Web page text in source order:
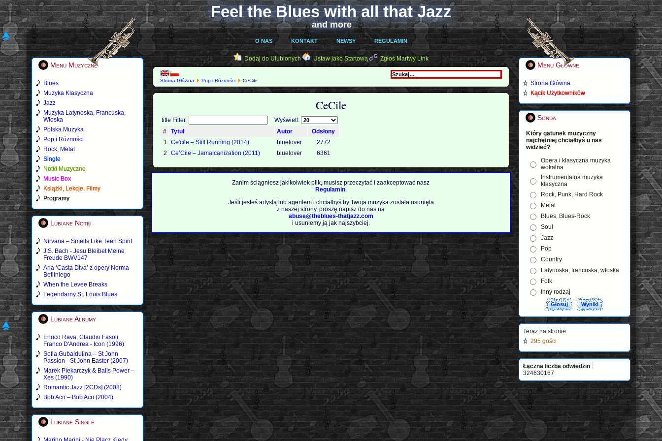
Feel the Blues with all that Jazz
and more
O NAS KONTAKT NEWSY REGULAMIN
Menu Muzyczne
Blues
Muzyka Klasyczna
Jazz
Muzyka Latynoska, Francuska,
Włoska
Polska Muzyka
Pop i Różności
Rock, Metal
Single
Notki Muzyczne
Music Box
Książki, Lekcje, Filmy
Programy
Lubiane Notki
Nirvana – Smells Like Teen Spirit
J.S. Bach - Jesu Bleibet Meine
Freude BWV147
Aria ‘Casta Diva’ z opery Norma
Belliniego
When the Levee Breaks
Legendarny St. Louis Blues
Lubiane Albumy
Enrico Rava, Claudio Fasoli,
Franco D'Andrea - Icon (1996)
Sofia Gubaidulina – St John
Passion - St John Easter (2007)
Marek Piekarczyk & Balls Power –
Xes (1990)
Romantic Jazz [2CDs] (2008)
Bob Acri – Bob Acri (2004)
Lubiane Single
Dodaj do Ulubionych Ustaw jako Startową Zgłoś Martwy Link
Strona Główna Pop i Różności CeCile
CeCile
title Filter
Wyświetl:
#
Tytuł Autor
Odsłony
1
Ce'cile ‎– Still Running (2014) bluelover
2772
2
Ce’Cile – Jamaicanization (2011) bluelover 6361
Zanim ściągniesz jakikolwiek plik, musisz przeczytać i zaakceptować nasz
Regulamin.
Jeśli jesteś artystą lub agentem i chciałbyś by Twoja muzyka została usunięta
z naszej strony, proszę napisz do nas na
abuse@theblues-thatjazz.com
i usuniemy ją jak najszybciej.
Menu Główne
Strona Główna
Kącik Użytkowników
Sonda
Który gatunek muzyczny
najchętniej chciałbyś u nas
widzieć?
Opera i klasyczna muzyka
wokalna
Instrumentalna muzyka
klasyczna
Rock, Punk, Hard Rock
Metal
Blues, Blues-Rock
Soul
Jazz
Pop
Country
Latynoska, francuska, włoska
Folk
Inny rodzaj
Teraz na stronie:
295 gości
Łączna liczba odwiedzin :
324630167